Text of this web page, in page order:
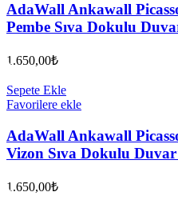
AdaWall Ankawall
Pembe Sıva Dokulu
1.650,00₺
Sepete Ekle
Favorilere ekle
AdaWall Ankawall
Vizon Sıva Dokulu Duvar
1.650,00₺